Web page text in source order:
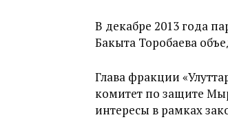
В декабре 2013 года
Бакыта Торобаева
Глава фракции
комитет по защите
интересы в рамках